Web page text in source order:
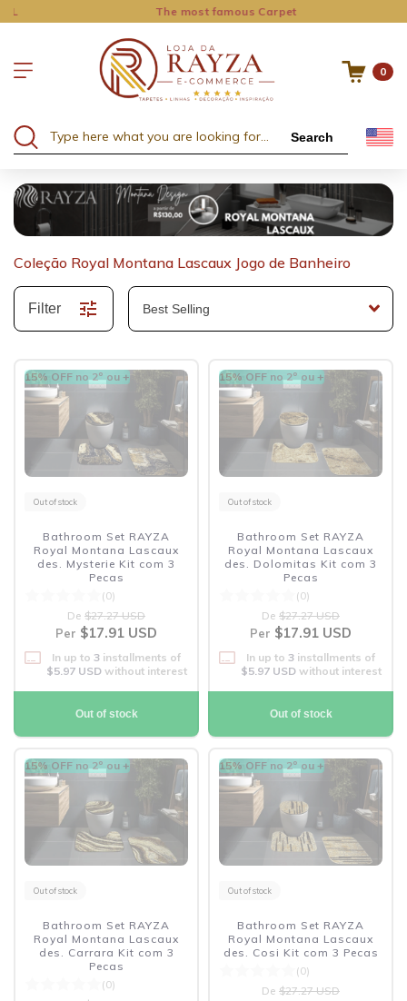
The most famous Carpet
0
Search
Coleção Royal Montana Lascaux Jogo de Banheiro
Filter
15% OFF no 2º ou +
Out of stock
Bathroom Set RAYZA
Royal Montana Lascaux
des. Mysterie Kit com 3
Pecas
(0)
De $27.27 USD
Per $17.91 USD
In up to 3 installments of
$5.97 USDwithout interest
Out of stock
15% OFF no 2º ou +
Out of stock
Bathroom Set RAYZA
Royal Montana Lascaux
des. Dolomitas Kit com 3
Pecas
(0)
De $27.27 USD
Per $17.91 USD
In up to 3 installments of
$5.97 USDwithout interest
Out of stock
15% OFF no 2º ou +
Out of stock
Bathroom Set RAYZA
Royal Montana Lascaux
des. Carrara Kit com 3
Pecas
(0)
15% OFF no 2º ou +
Out of stock
Bathroom Set RAYZA
Royal Montana Lascaux
des. Cosi Kit com 3 Pecas
(0)
De $27.27 USD